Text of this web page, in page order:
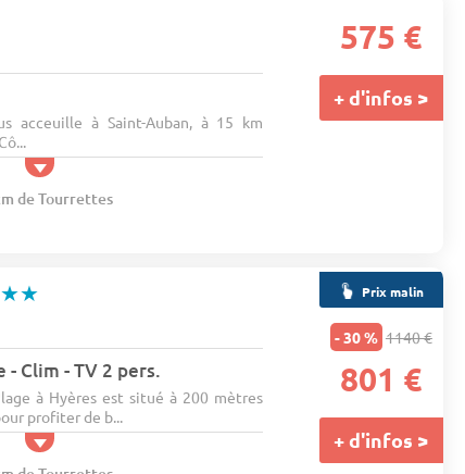
acceuille à Saint-Auban, à 15 km
de Tourrettes
575 €
+ d'infos >
★★
- Clim - TV 2 pers.
à Hyères est situé à 200 mètres
profiter de b...
Prix malin
- 30 % 1140 €
801 €
+ d'infos >